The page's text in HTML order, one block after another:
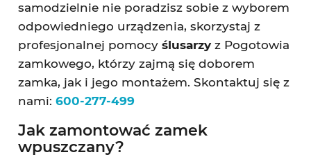
samodzielnie nie poradzisz sobie z wyborem
odpowiedniego urządzenia, skorzystaj z
profesjonalnej pomocy ślusarzy z Pogotowia
zamkowego, którzy zajmą się doborem
zamka, jak i jego montażem. Skontaktuj się z
nami: 600-277-499
Jak zamontować zamek
wpuszczany?